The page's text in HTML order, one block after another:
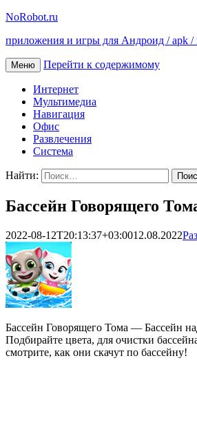
NoRobot.ru
приложения и игры для Андроид / apk /
Меню Перейти к содержимому
Интернет
Мультимедиа
Навигация
Офис
Развлечения
Система
Найти:
Бассейн Говорящего
2022-08-12T20:13:37+03:0012.08.2022
Бассейн Говорящего Тома — Бассейн
Подбирайте цвета, для очистки
смотрите, как они скачут по бассейну!